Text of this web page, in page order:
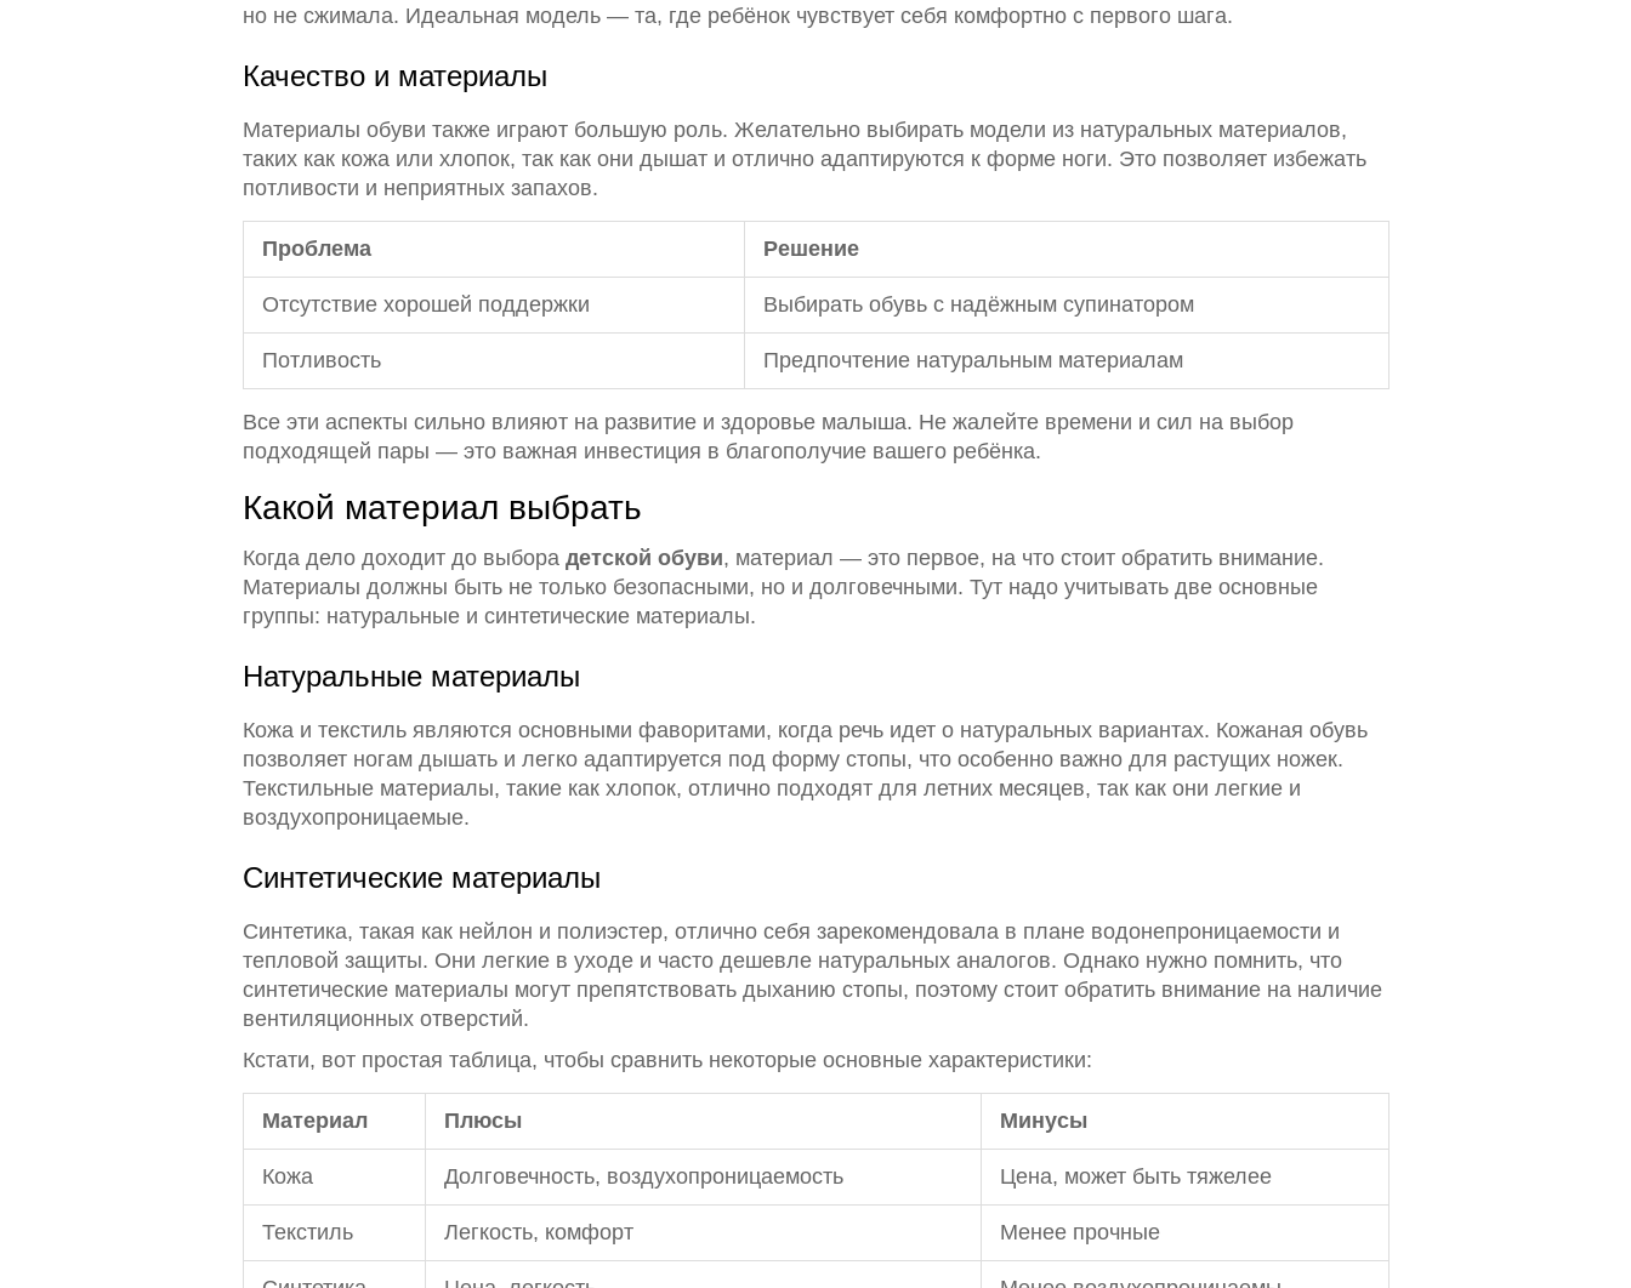
но не сжимала. Идеальная модель — та, где ребёнок чувствует себя комфортно с первого шага.
Качество и материалы
Материалы обуви также играют большую роль. Желательно выбирать модели из натуральных материалов,
таких как кожа или хлопок, так как они дышат и отлично адаптируются к форме ноги. Это позволяет избежать
потливости и неприятных запахов.
Проблема Решение
Отсутствие хорошей поддержки Выбирать обувь с надёжным супинатором
Потливость Предпочтение натуральным материалам
Все эти аспекты сильно влияют на развитие и здоровье малыша. Не жалейте времени и сил на выбор
подходящей пары — это важная инвестиция в благополучие вашего ребёнка.
Какой материал выбрать
Когда дело доходит до выбора детской обуви, материал — это первое, на что стоит обратить внимание.
Материалы должны быть не только безопасными, но и долговечными. Тут надо учитывать две основные
группы: натуральные и синтетические материалы.
Натуральные материалы
Кожа и текстиль являются основными фаворитами, когда речь идет о натуральных вариантах. Кожаная обувь
позволяет ногам дышать и легко адаптируется под форму стопы, что особенно важно для растущих ножек.
Текстильные материалы, такие как хлопок, отлично подходят для летних месяцев, так как они легкие и
воздухопроницаемые.
Синтетические материалы
Синтетика, такая как нейлон и полиэстер, отлично себя зарекомендовала в плане водонепроницаемости и
тепловой защиты. Они легкие в уходе и часто дешевле натуральных аналогов. Однако нужно помнить, что
синтетические материалы могут препятствовать дыханию стопы, поэтому стоит обратить внимание на наличие
вентиляционных отверстий.
Кстати, вот простая таблица, чтобы сравнить некоторые основные характеристики:
Материал Плюсы Минусы
Кожа Долговечность, воздухопроницаемость Цена, может быть тяжелее
Текстиль Легкость, комфорт Менее прочные